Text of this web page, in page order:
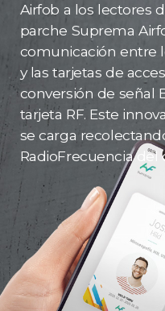
Airfob a los lectores
parche Suprema
comunicación entre
y las tarjetas de
conversión de señal
tarjeta RF. Este
se carga
RadioFrecuencia del